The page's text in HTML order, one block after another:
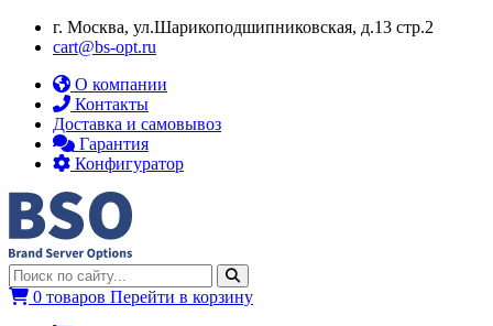
г. Москва, ул.​​Шарикоподшипниковская, д.13 стр.2
cart@bs-opt.ru
О компании
Контакты
Доставка и самовывоз
Гарантия
Конфигуратор
0 товаров Перейти в корзину